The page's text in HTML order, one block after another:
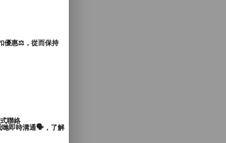
優惠⚖️，從而保持
聯絡
哋即時溝通🗣️，了解